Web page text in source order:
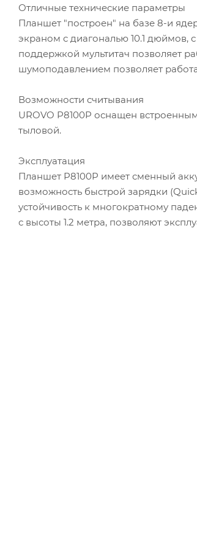
Отличные технические параметры
Планшет "построен" на базе 8-и
экраном с диагональю 10.1 дюймов,
поддержкой мультитач позволяет
шумоподавлением позволяет
Возможности считывания
UROVO P8100P оснащен
тыловой.
Эксплуатация
Планшет P8100P имеет сменный
возможность быстрой зарядки
устойчивость к многократному
с высоты 1.2 метра, позволяют